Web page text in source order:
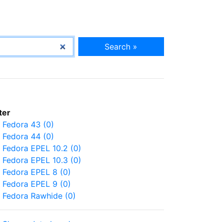
Search »
Fedora 43 (0)
Fedora 44 (0)
Fedora EPEL 10.2 (0)
Fedora EPEL 10.3 (0)
Fedora EPEL 8 (0)
Fedora EPEL 9 (0)
Fedora Rawhide (0)